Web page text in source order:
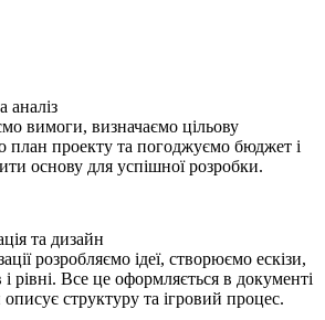
аналіз
вимоги, визначаємо цільову
план проекту та погоджуємо бюджет і
основу для успішної розробки.
та дизайн
розробляємо ідеї, створюємо ескізи,
рівні. Все це оформляється в документі
структуру та ігровий процес.